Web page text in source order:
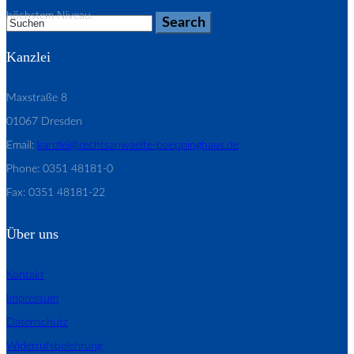
höchstem Niveau.
Kanzlei
Maxstraße 8
01067 Dresden
Email: kanzlei@rechtsanwaelte-poeppinghaus.de
Phone: 0351 48181-0
Fax: 0351 48181-22
Über uns
Kontakt
Impressum
Datenschutz
Widerrufsbelehrung